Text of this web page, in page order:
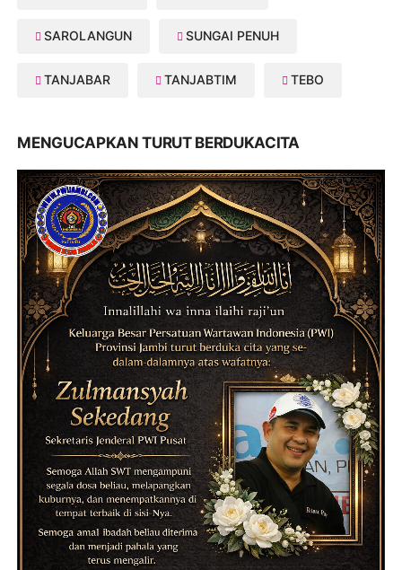
SAROLANGUN SUNGAI PENUH
TANJABAR TANJABTIM TEBO
MENGUCAPKAN TURUT BERDUKACITA